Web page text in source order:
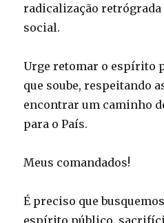
radicalização retrógrada
social.
Urge retomar o espírito
que soube, respeitando
encontrar um caminho
para o País.
Meus comandados!
É preciso que
espírito público,